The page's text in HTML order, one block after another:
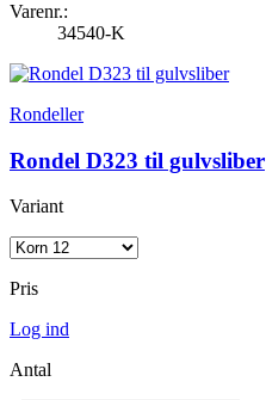
Varenr.:
34540-K
Rondeller
Rondel D323 til gulvsliber
Variant
Pris
Log ind
Antal